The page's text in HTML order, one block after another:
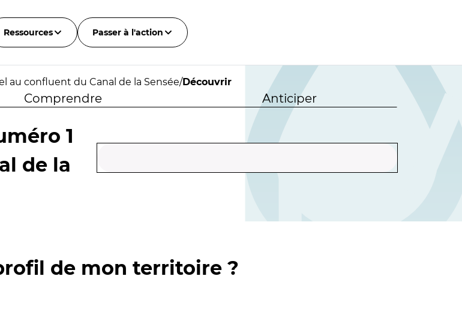
Ressources Passer à l'action
au confluent du Canal de la Sensée/Découvrir
Comprendre Anticiper
1
de la
de mon territoire ?